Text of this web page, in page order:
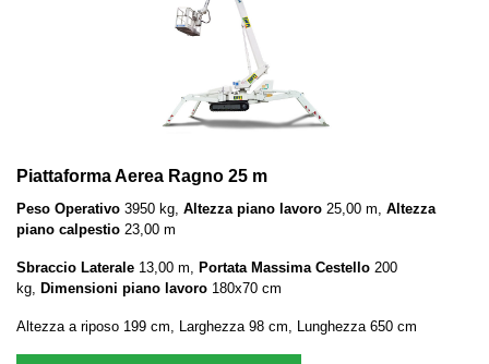
Piattaforma Aerea Ragno 25 m
Peso Operativo 3950 kg, Altezza piano lavoro 25,00 m, Altezza
piano calpestio 23,00 m
Sbraccio Laterale 13,00 m, Portata Massima Cestello 200
kg, Dimensioni piano lavoro 180x70 cm
Altezza a riposo 199 cm, Larghezza 98 cm, Lunghezza 650 cm